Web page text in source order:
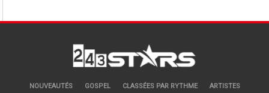
NOUVEAUTÉS GOSPEL CLASSÉES PAR RYTHME ARTISTES